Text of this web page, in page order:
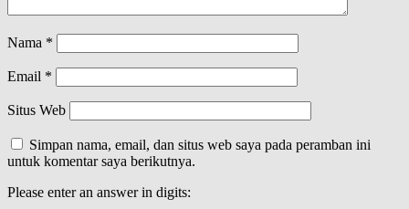
Nama *
Email *
Situs Web
Simpan nama, email, dan situs web saya pada peramban ini
untuk komentar saya berikutnya.
Please enter an answer in digits: